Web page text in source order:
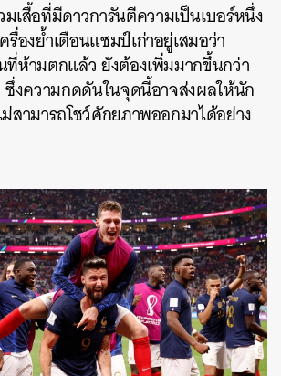
เสื้อที่มีดาวการันตีความเป็นเบอร์หนึ่ง
องย้ำเตือนแชมป์เก่าอยู่เสมอว่า
ที่ห้ามตกแล้ว ยังต้องเพิ่มมากขึ้นกว่า
ซึ่งความกดดันในจุดนี้อาจส่งผลให้นัก
สามารถโชว์ศักยภาพออกมาได้อย่าง